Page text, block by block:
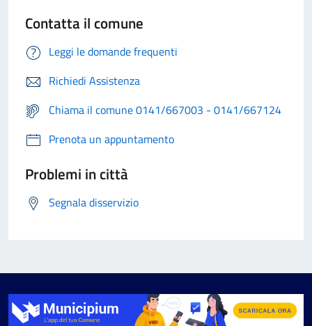
Contatta il comune
Leggi le domande frequenti
Richiedi Assistenza
Chiama il comune 0141/667003 - 0141/667124
Prenota un appuntamento
Problemi in città
Segnala disservizio